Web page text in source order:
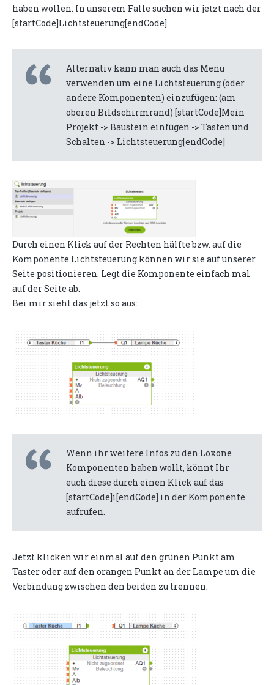
haben wollen. In unserem Falle suchen wir jetzt nach der
[startCode]Lichtsteuerung[endCode].
Alternativ kann man auch das Menü
verwenden um eine Lichtsteuerung (oder
andere Komponenten) einzufügen: (am
oberen Bildschirmrand) [startCode]Mein
Projekt -> Baustein einfügen -> Tasten und
Schalten -> Lichtsteuerung[endCode]
Durch einen Klick auf der Rechten hälfte bzw. auf die
Komponente Lichtsteuerung können wir sie auf unserer
Seite positionieren. Legt die Komponente einfach mal
auf der Seite ab.
Bei mir sieht das jetzt so aus:
Wenn ihr weitere Infos zu den Loxone
Komponenten haben wollt, könnt Ihr
euch diese durch einen Klick auf das
[startCode]i[endCode] in der Komponente
aufrufen.
Jetzt klicken wir einmal auf den grünen Punkt am
Taster oder auf den orangen Punkt an der Lampe um die
Verbindung zwischen den beiden zu trennen.